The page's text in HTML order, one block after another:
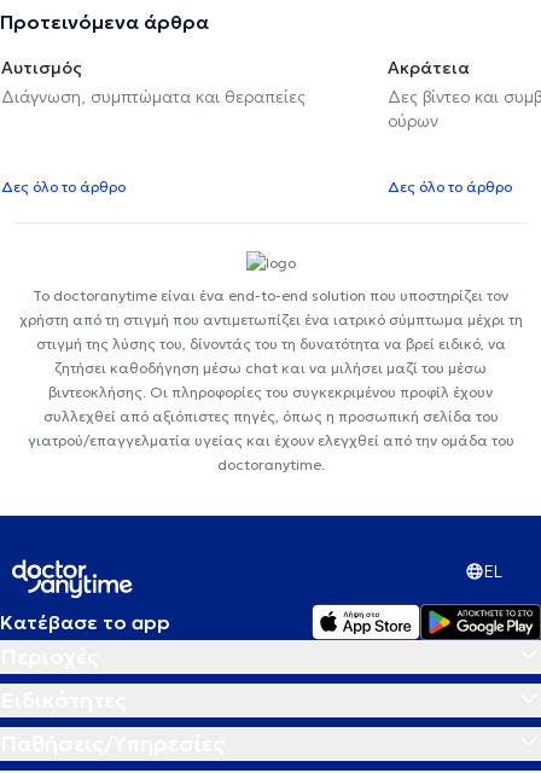
Προτεινόμενα άρθρα
Αυτισμός
Διάγνωση, συμπτώματα και θεραπείες
Δες όλο το άρθρο
Ακράτεια
Δες βίντεο και
ούρων
Δες όλο το άρθρο
Το doctoranytime είναι ένα end-to-end solution που υποστηρίζει τον
χρήστη από τη στιγμή που αντιμετωπίζει ένα ιατρικό σύμπτωμα μέχρι τη
στιγμή της λύσης του, δίνοντάς του τη δυνατότητα να βρεί ειδικό, να
ζητήσει καθοδήγηση μέσω chat και να μιλήσει μαζί του μέσω
βιντεοκλήσης. Οι πληροφορίες του συγκεκριμένου προφίλ έχουν
συλλεχθεί από αξιόπιστες πηγές, όπως η προσωπική σελίδα του
γιατρού/επαγγελματία υγείας και έχουν ελεγχθεί από την ομάδα του
doctoranytime.
EL
Κατέβασε το app